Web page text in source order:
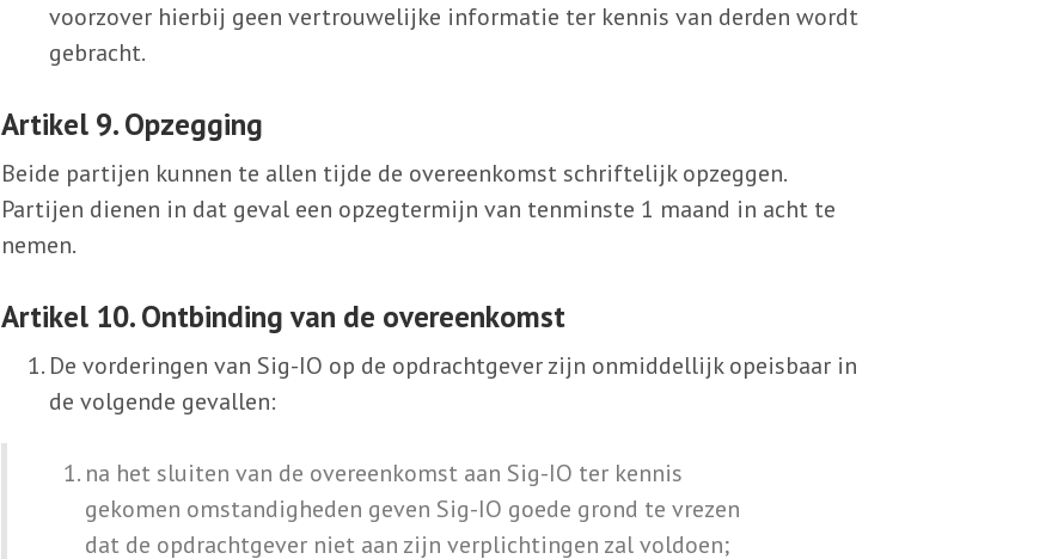
voorzover hierbij geen vertrouwelijke informatie ter kennis van derden wordt
gebracht.
Artikel 9. Opzegging
Beide partijen kunnen te allen tijde de overeenkomst schriftelijk opzeggen.
Partijen dienen in dat geval een opzegtermijn van tenminste 1 maand in acht te
nemen.
Artikel 10. Ontbinding van de overeenkomst
De vorderingen van Sig-IO op de opdrachtgever zijn onmiddellijk opeisbaar in
de volgende gevallen:
na het sluiten van de overeenkomst aan Sig-IO ter kennis
gekomen omstandigheden geven Sig-IO goede grond te vrezen
dat de opdrachtgever niet aan zijn verplichtingen zal voldoen;